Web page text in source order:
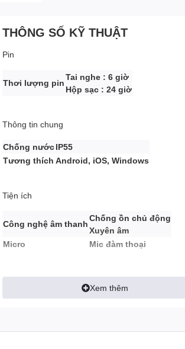
THÔNG SỐ KỸ THUẬT
Pin
Thơi lượng pin
Tai nghe : 6 giờ
Hộp sạc : 24 giờ
Thông tin chung
Chống nướcIP55
Tương thích Android, iOS, Windows
Tiện ích
Công nghệ âm thanh
Chống ồn chủ động
Xuyên âm
Micro
Mic đàm thoại
Điều khiển
Phương thức điều khiểnĐiều khiển cảm ứng
Xem thêm